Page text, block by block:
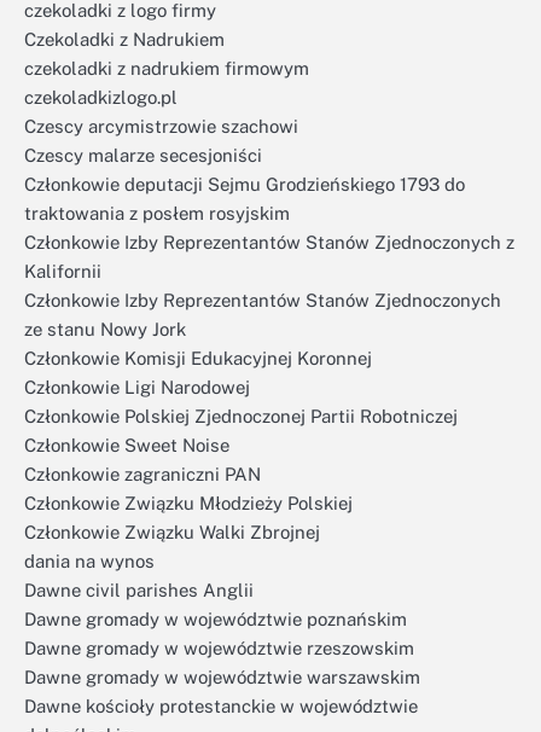
czekoladki z logo firmy
Czekoladki z Nadrukiem
czekoladki z nadrukiem firmowym
czekoladkizlogo.pl
Czescy arcymistrzowie szachowi
Czescy malarze secesjoniści
Członkowie deputacji Sejmu Grodzieńskiego 1793 do
traktowania z posłem rosyjskim
Członkowie Izby Reprezentantów Stanów Zjednoczonych z
Kalifornii
Członkowie Izby Reprezentantów Stanów Zjednoczonych
ze stanu Nowy Jork
Członkowie Komisji Edukacyjnej Koronnej
Członkowie Ligi Narodowej
Członkowie Polskiej Zjednoczonej Partii Robotniczej
Członkowie Sweet Noise
Członkowie zagraniczni PAN
Członkowie Związku Młodzieży Polskiej
Członkowie Związku Walki Zbrojnej
dania na wynos
Dawne civil parishes Anglii
Dawne gromady w województwie poznańskim
Dawne gromady w województwie rzeszowskim
Dawne gromady w województwie warszawskim
Dawne kościoły protestanckie w województwie